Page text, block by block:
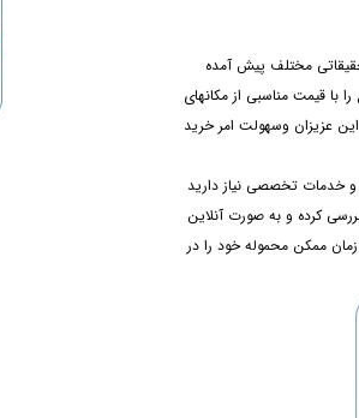
مختلف پیش آمده
با قیمت مناسبی از مکانهای
عزیزان وسهولت امر خرید
خدمات تخصصی نیاز دارید
کرده و به صورت آنلاین
ممکن محموله خود را در